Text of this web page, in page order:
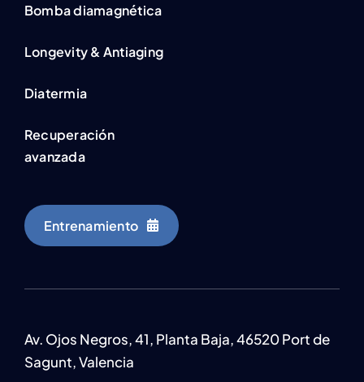
Bomba diamagnética
Longevity & Antiaging
Diatermia
Recuperación
avanzada
Entrenamiento
Av. Ojos Negros, 41, Planta Baja, 46520 Port de
Sagunt, Valencia